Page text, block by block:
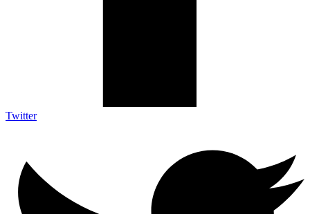
Twitter